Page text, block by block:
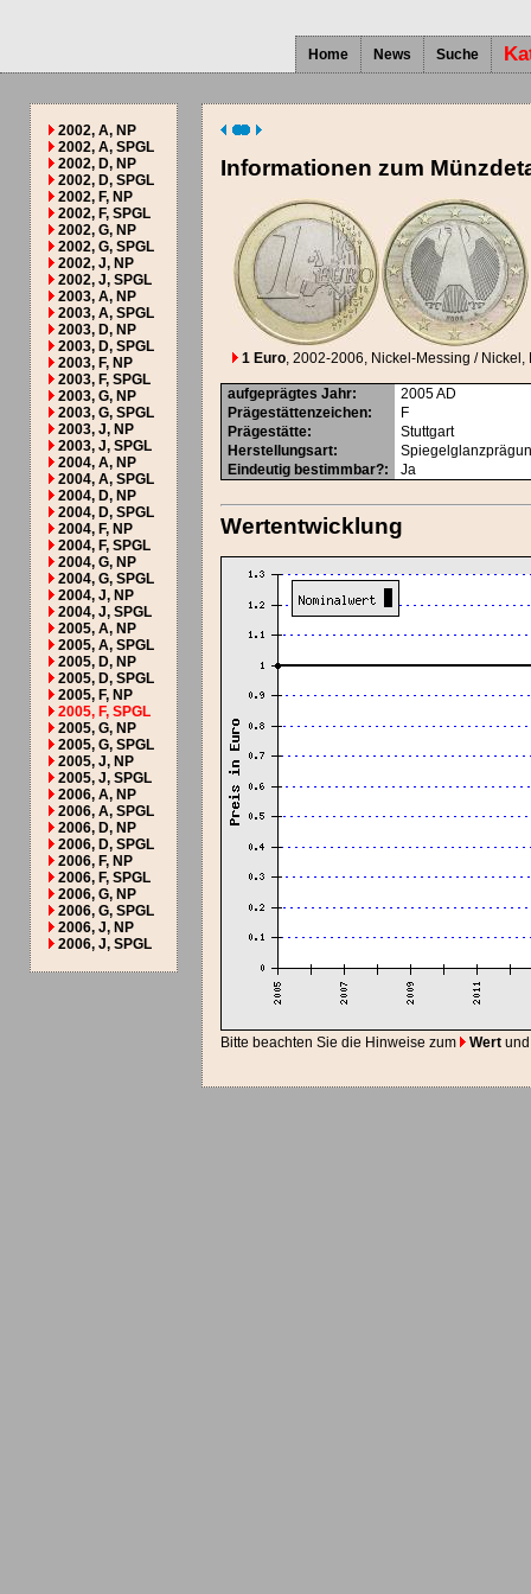
Home News Suche
2002, A, NP
2002, A, SPGL
2002, D, NP
2002, D, SPGL
2002, F, NP
2002, F, SPGL
2002, G, NP
2002, G, SPGL
2002, J, NP
2002, J, SPGL
2003, A, NP
2003, A, SPGL
2003, D, NP
2003, D, SPGL
2003, F, NP
2003, F, SPGL
2003, G, NP
2003, G, SPGL
2003, J, NP
2003, J, SPGL
2004, A, NP
2004, A, SPGL
2004, D, NP
2004, D, SPGL
2004, F, NP
2004, F, SPGL
2004, G, NP
2004, G, SPGL
2004, J, NP
2004, J, SPGL
2005, A, NP
2005, A, SPGL
2005, D, NP
2005, D, SPGL
2005, F, NP
2005, F, SPGL
2005, G, NP
2005, G, SPGL
2005, J, NP
2005, J, SPGL
2006, A, NP
2006, A, SPGL
2006, D, NP
2006, D, SPGL
2006, F, NP
2006, F, SPGL
2006, G, NP
2006, G, SPGL
2006, J, NP
2006, J, SPGL
Informationen zum
1 Euro, 2002-2006, Nickel-Messing / Nickel,
aufgeprägtes Jahr: 2005AD
Prägestättenzeichen:
F
Prägestätte:
Stuttgart
Herstellungsart:
Eindeutig bestimmbar?: Ja
Wertentwicklung
Bitte beachten Sie die Hinweise zum Wert